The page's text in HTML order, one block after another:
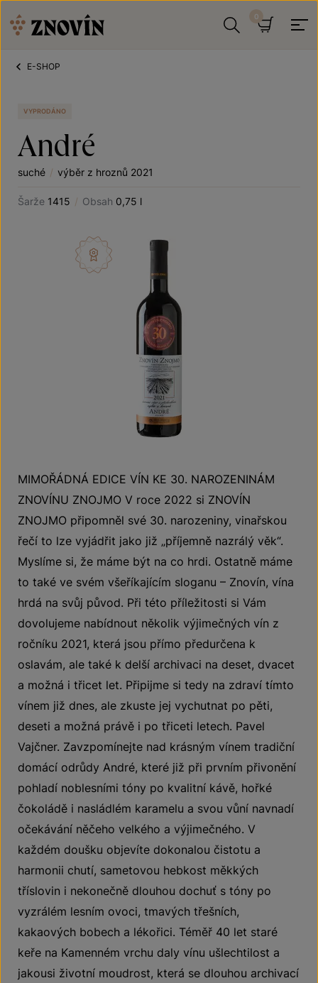
E-SHOP
VYPRODÁNO
André
suché / výběr z hroznů 2021
Šarže 1415 / Obsah 0,75 l
MIMOŘÁDNÁ EDICE VÍN KE 30. NAROZENINÁM
ZNOVÍNU ZNOJMO V roce 2022 si ZNOVÍN
ZNOJMO připomněl své 30. narozeniny, vinařskou
řečí to lze vyjádřit jako již „příjemně nazrálý věk“.
Myslíme si, že máme být na co hrdi. Ostatně máme
to také ve svém všeříkajícím sloganu – Znovín, vína
hrdá na svůj původ. Při této příležitosti si Vám
dovolujeme nabídnout několik výjimečných vín z
ročníku 2021, která jsou přímo předurčena k
oslavám, ale také k delší archivaci na deset, dvacet
a možná i třicet let. Připijme si tedy na zdraví tímto
vínem již dnes, ale zkuste jej vychutnat po pěti,
deseti a možná právě i po třiceti letech. Pavel
Vajčner. Zavzpomínejte nad krásným vínem tradiční
domácí odrůdy André, které již při prvním přivonění
pohladí noblesními tóny po kvalitní kávě, hořké
čokoládě i nasládlém karamelu a svou vůní navnadí
očekávání něčeho velkého a výjimečného. V
každém doušku objevíte dokonalou čistotu a
harmonii chutí, sametovou hebkost měkkých
tříslovin i nekonečně dlouhou dochuť s tóny po
vyzrálém lesním ovoci, tmavých třešních,
kakaových bobech a lékořici. Téměř 40 let staré
keře na Kamenném vrchu daly vínu ušlechtilost a
jakousi životní moudrost, která se dlouhou archivací